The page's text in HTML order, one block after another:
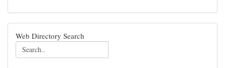
Web Directory Search